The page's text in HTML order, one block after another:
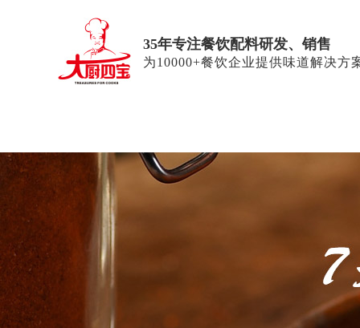
35年专注餐饮配料研发、销售
为10000+餐饮企业提供味道解决方